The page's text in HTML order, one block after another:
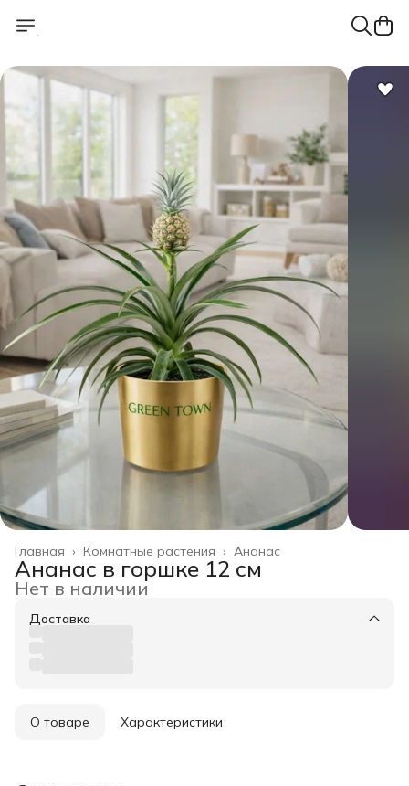
Ананас
Комнатные растения ›
Главная ›
Ананас в горшке 12 см
Нет в наличии
Доставка
О товаре Характеристики